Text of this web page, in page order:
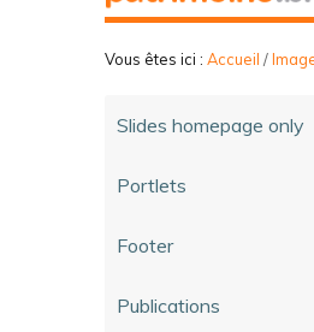
Vous êtes ici : Accueil /
Slides homepage only
Portlets
Footer
Publications